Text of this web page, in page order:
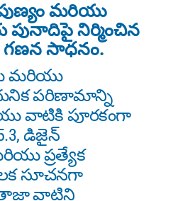
మరియు
పునాదిపై నిర్మించిన
సాధనం.
మరియు
పరిణామాన్ని
వాటికి పూరకంగా
డిజైన్
ప్రత్యేక
సూచనగా
వాటిని